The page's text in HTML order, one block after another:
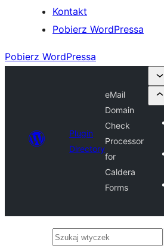
Kontakt
Pobierz WordPressa
Pobierz WordPressa
Plugin
Directory
eMail
Domain
Check
Processor
for
Caldera
Forms
Szukaj